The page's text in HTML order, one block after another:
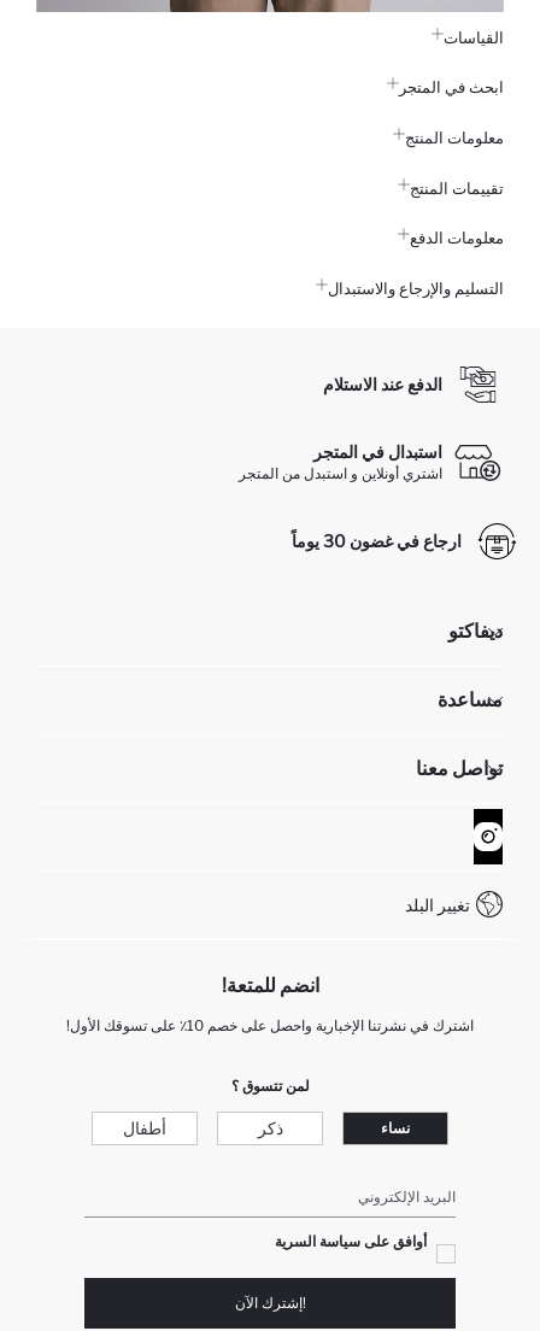
القياسات
ابحث في المتجر
معلومات المنتج
تقييمات المنتج
معلومات الدفع
التسليم والإرجاع والاستبدال
الدفع عند الاستلام
استبدال في المتجر
اشتري أونلاين و استبدل من المتجر
ارجاع في غضون 30 يوماً
ديفاكتو
تعرف علينا
GIFT CLUB
مساعدة
عمليات الارجاع و الاستبدال السهلة
تتبع الشحنة
كيف يمكنك التسوق في ديفاكتو ؟
تواصل معنا
نموذج الاتصال
خدمة العملاء
تغيير البلد
انضم للمتعة!
اشترك في نشرتنا الإخبارية واحصل على خصم 10٪ على تسوقك الأول!
لمن تتسوق ؟
نساء ذكر أطفال
البريد الإلكتروني
أوافق على سياسة السرية
!إشترك الآن